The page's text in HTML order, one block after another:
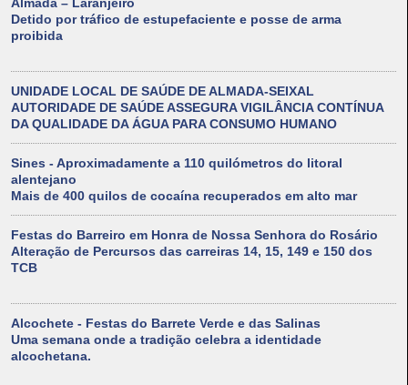
Almada – Laranjeiro
Detido por tráfico de estupefaciente e posse de arma
proibida
UNIDADE LOCAL DE SAÚDE DE ALMADA-SEIXAL
AUTORIDADE DE SAÚDE ASSEGURA VIGILÂNCIA CONTÍNUA
DA QUALIDADE DA ÁGUA PARA CONSUMO HUMANO
Sines - Aproximadamente a 110 quilómetros do litoral
alentejano
Mais de 400 quilos de cocaína recuperados em alto mar
Festas do Barreiro em Honra de Nossa Senhora do Rosário
Alteração de Percursos das carreiras 14, 15, 149 e 150 dos
TCB
Alcochete - Festas do Barrete Verde e das Salinas
Uma semana onde a tradição celebra a identidade
alcochetana.